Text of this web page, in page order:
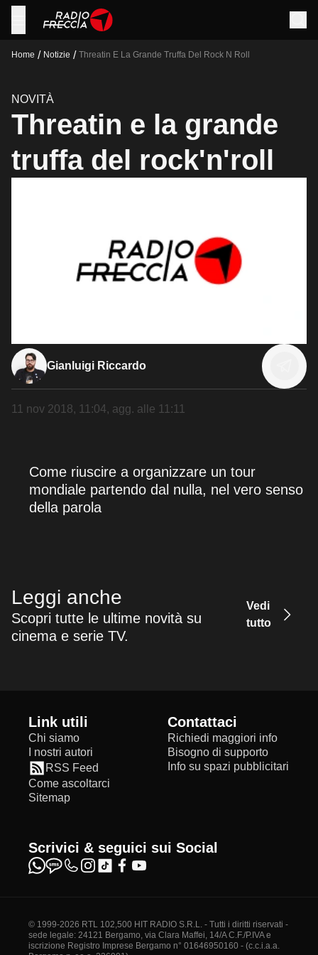
Home / Notizie / Threatin E La Grande Truffa Del Rock N Roll
NOVITÀ
Threatin e la grande
truffa del rock'n'roll
Gianluigi Riccardo
11 nov 2018, 11:04, agg. alle 11:11
Come riuscire a organizzare un tour
mondiale partendo dal nulla, nel vero senso
della parola
Leggi anche
Scopri tutte le ultime novità su
cinema e serie TV.
Vedi
tutto
Link utili
Chi siamo
I nostri autori
RSS Feed
Come ascoltarci
Sitemap
Contattaci
Richiedi maggiori info
Bisogno di supporto
Info su spazi pubblicitari
Scrivici & seguici sui Social
© 1999-2026 RTL 102,500 HIT RADIO S.R.L. - Tutti i diritti riservati -
sede legale: 24121 Bergamo, via Clara Maffei, 14/A C.F./P.IVA e
iscrizione Registro Imprese Bergamo n° 01646950160 - (c.c.i.a.a.